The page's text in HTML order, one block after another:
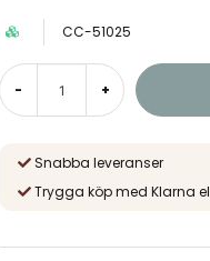
CC-51025
- +
Snabba leveranser
Trygga köp med Klarna